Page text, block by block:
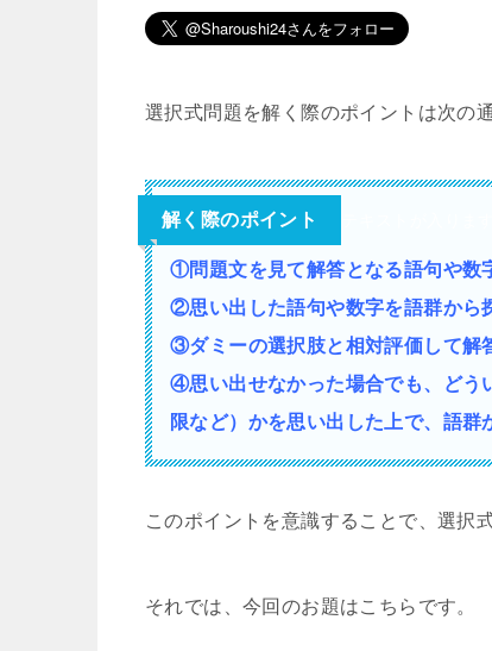
選択式問題を解く際のポイントは次の
解く際のポイント
①問題文を見て解答となる語句や数
②思い出した語句や数字を語群から
③ダミーの選択肢と相対評価して解
④思い出せなかった場合でも、どう
限など）かを思い出した上で、語群
このポイントを意識することで、選択
それでは、今回のお題はこちらです。